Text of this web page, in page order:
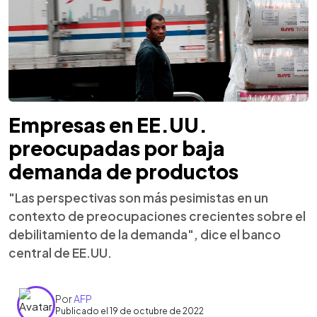
Empresas en EE.UU.
preocupadas por baja
demanda de productos
"Las perspectivas son más pesimistas en un
contexto de preocupaciones crecientes sobre el
debilitamiento de la demanda", dice el banco
central de EE.UU.
PorAFP
Publicado el 19 de octubre de 2022